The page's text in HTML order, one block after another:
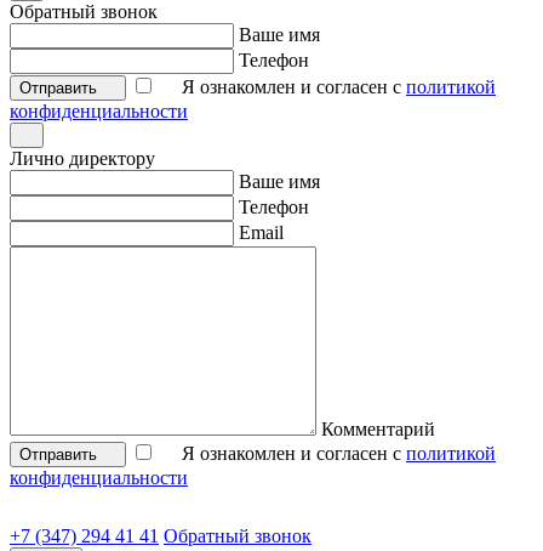
Обратный звонок
Ваше имя
Телефон
Отправить Я ознакомлен и согласен с политикой
конфиденциальности
Лично директору
Ваше имя
Телефон
Email
Комментарий
Отправить Я ознакомлен и согласен с политикой
конфиденциальности
+7 (347) 294 41 41 Обратный звонок